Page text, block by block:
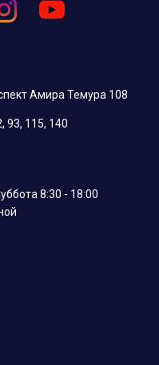
Амира Темура 108
93, 115, 140
8:30 - 18:00